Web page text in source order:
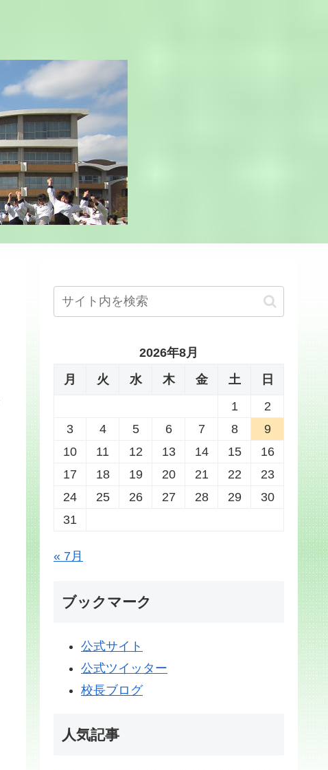
2026年8月
月
火 水 木 金 土
日
1
2
3
4 5 6 7 8
9
10
11 12 13 14 15
16
17
18 19 20 21 22
23
24
25 26 27 28 29
30
31
« 7月
ブックマーク
公式サイト
公式ツイッター
校長ブログ
人気記事